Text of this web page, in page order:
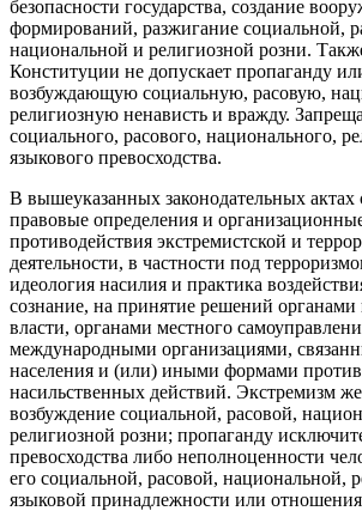
безопасности государства, создание
формирований, разжигание социальной,
национальной и религиозной розни.
Конституции не допускает пропаганду
возбуждающую социальную, расовую,
религиозную ненависть и вражду.
социального, расового, национального,
языкового превосходства.
В вышеуказанных законодательных актах
правовые определения и
противодействия экстремистской и
деятельности, в частности под
идеология насилия и практика
сознание, на принятие решений органами
власти, органами местного
международными организациями,
населения и (или) иными формами
насильственных действий. Экстремизм же
возбуждение социальной, расовой,
религиозной розни; пропаганду
превосходства либо неполноценности
его социальной, расовой, национальной,
языковой принадлежности или